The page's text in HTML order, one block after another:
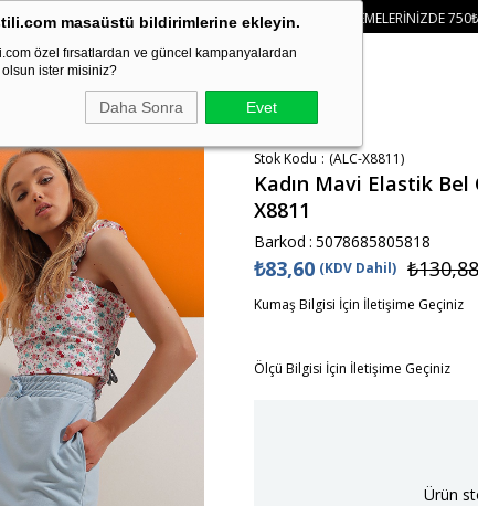
masaüstü bildirimlerine ekleyin.
özel fırsatlardan ve güncel kampanyalardan
ister misiniz?
Daha Sonra Evet
• 🚚KREDI KARTI VE HAVALE ÖDEMELERINIZDE 750₺ ÜZERI KARGO
Stok Kodu (ALC-X8811)
Kadın Mavi Elastik
X8811
Barkod : 5078685805818
₺130,88
₺83,60 (KDV Dahil)
Kumaş Bilgisi İçin İletişime Geçiniz
Ölçü Bilgisi İçin İletişime Geçiniz
Ürün